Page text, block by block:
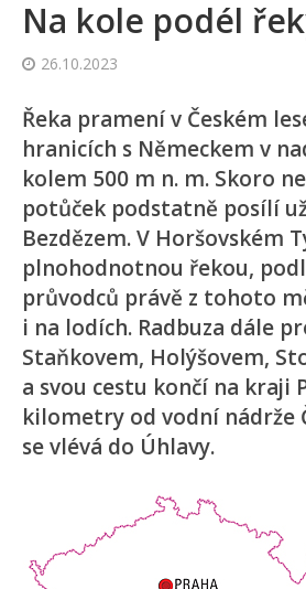
Na kole podél
26.10.2023
Řeka pramení v Českém
hranicích s Německem v
kolem 500 m n. m. Skoro
potůček podstatně posílí
Bezdězem. V Horšovském
plnohodnotnou řekou,
průvodců právě z tohoto
i na lodích. Radbuza dále
Staňkovem, Holýšovem,
a svou cestu končí na kraji
kilometry od vodní nádrže
se vlévá do Úhlavy.